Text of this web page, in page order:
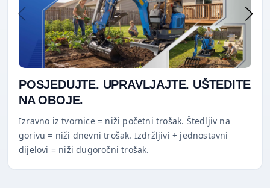
POSJEDUJTE. UPRAVLJAJTE. UŠTEDITE
NA OBOJE.
Izravno iz tvornice = niži početni trošak. Štedljiv na
gorivu = niži dnevni trošak. Izdržljivi + jednostavni
dijelovi = niži dugoročni trošak.